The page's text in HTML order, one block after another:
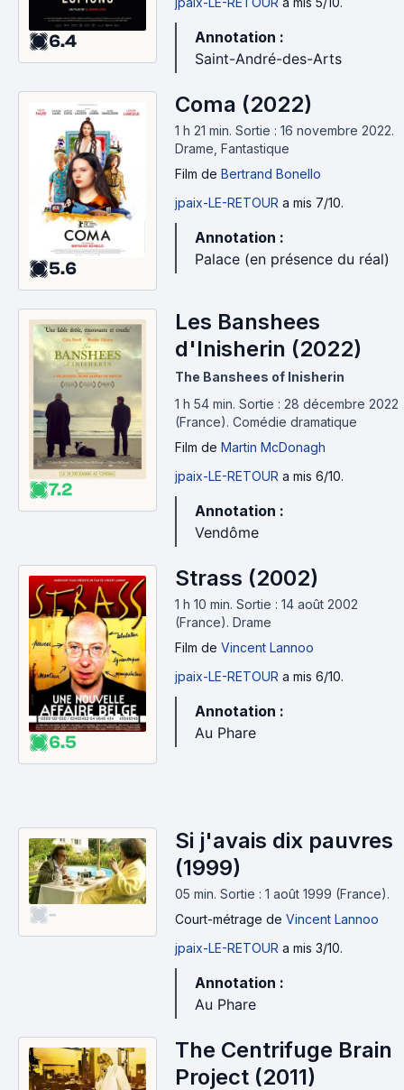
6.4
Annotation :
Saint-André-des-Arts
5.6
Coma (2022)
1 h 21 min. Sortie : 16 novembre 2022.
Drame, Fantastique
Film de Bertrand Bonello
jpaix-LE-RETOUR a mis 7/10.
Annotation :
Palace (en présence du réal)
7.2
Les Banshees
d'Inisherin (2022)
The Banshees of Inisherin
1 h 54 min. Sortie : 28 décembre 2022
(France). Comédie dramatique
Film de Martin McDonagh
jpaix-LE-RETOUR a mis 6/10.
Annotation :
Vendôme
6.5
Strass (2002)
1 h 10 min. Sortie : 14 août 2002
(France). Drame
Film de Vincent Lannoo
jpaix-LE-RETOUR a mis 6/10.
Annotation :
Au Phare
-
Si j'avais dix pauvres
(1999)
05 min. Sortie : 1 août 1999 (France).
Court-métrage de Vincent Lannoo
jpaix-LE-RETOUR a mis 3/10.
Annotation :
Au Phare
The Centrifuge Brain
Project (2011)